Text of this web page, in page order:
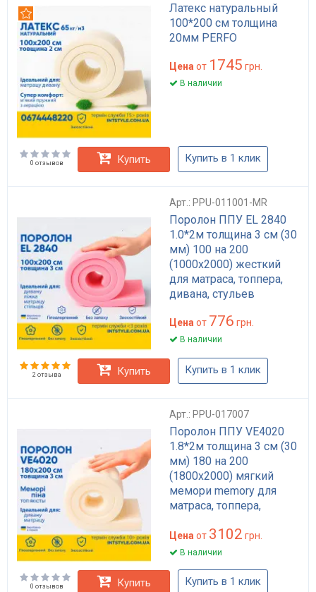
Латекс натуральный
100*200 см толщина
20мм PERFO
Цена от 1745 грн.
В наличии
0 отзывов Купить Купить в 1 клик
Арт.: PPU-011001-MR
Поролон ППУ EL 2840
1.0*2м толщина 3 см (30
мм) 100 на 200
(1000х2000) жесткий
для матраса, топпера,
дивана, стульев
Цена от 776 грн.
В наличии
2 отзыва Купить Купить в 1 клик
Арт.: PPU-017007
Поролон ППУ VE4020
1.8*2м толщина 3 см (30
мм) 180 на 200
(1800х2000) мягкий
мемори memory для
матраса, топпера,
Цена от 3102 грн.
В наличии
0 отзывов Купить Купить в 1 клик